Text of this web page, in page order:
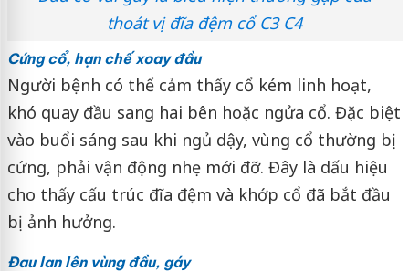
thoát vị đĩa đệm cổ C3 C4
Cứng cổ, hạn chế xoay đầu
Người bệnh có thể cảm thấy cổ kém linh hoạt,
khó quay đầu sang hai bên hoặc ngửa cổ. Đặc biệt
vào buổi sáng sau khi ngủ dậy, vùng cổ thường bị
cứng, phải vận động nhẹ mới đỡ. Đây là dấu hiệu
cho thấy cấu trúc đĩa đệm và khớp cổ đã bắt đầu
bị ảnh hưởng.
Đau lan lên vùng đầu, gáy